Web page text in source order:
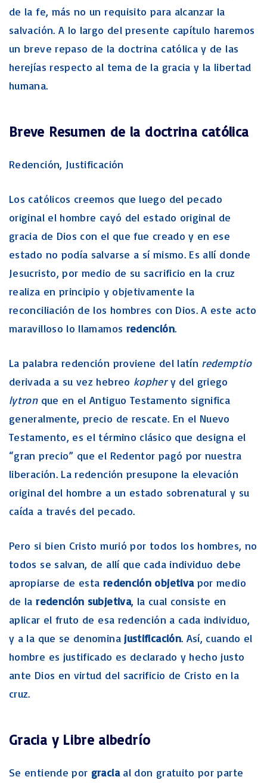
de la fe, más no un requisito para alcanzar la
salvación. A lo largo del presente capítulo haremos
un breve repaso de la doctrina católica y de las
herejías respecto al tema de la gracia y la libertad
humana.
Breve Resumen de la doctrina católica
Redención, Justificación
Los católicos creemos que luego del pecado
original el hombre cayó del estado original de
gracia de Dios con el que fue creado y en ese
estado no podía salvarse a sí mismo. Es allí donde
Jesucristo, por medio de su sacrificio en la cruz
realiza en principio y objetivamente la
reconciliación de los hombres con Dios. A este acto
maravilloso lo llamamos redención.
La palabra redención proviene del latín redemptio
derivada a su vez hebreo kophery del griego
lytronque en el Antiguo Testamento significa
generalmente, precio de rescate. En el Nuevo
Testamento, es el término clásico que designa el
“gran precio” que el Redentor pagó por nuestra
liberación. La redención presupone la elevación
original del hombre a un estado sobrenatural y su
caída a través del pecado.
Pero si bien Cristo murió por todos los hombres, no
todos se salvan, de allí que cada individuo debe
apropiarse de esta redención objetivapor medio
de laredención subjetiva, la cual consiste en
aplicar el fruto de esa redención a cada individuo,
y a la que se denomina justificación. Así, cuando el
hombre es justificado es declarado y hecho justo
ante Dios en virtud del sacrificio de Cristo en la
cruz.
Gracia y Libre albedrío
Se entiende por graciaal don gratuito por parte